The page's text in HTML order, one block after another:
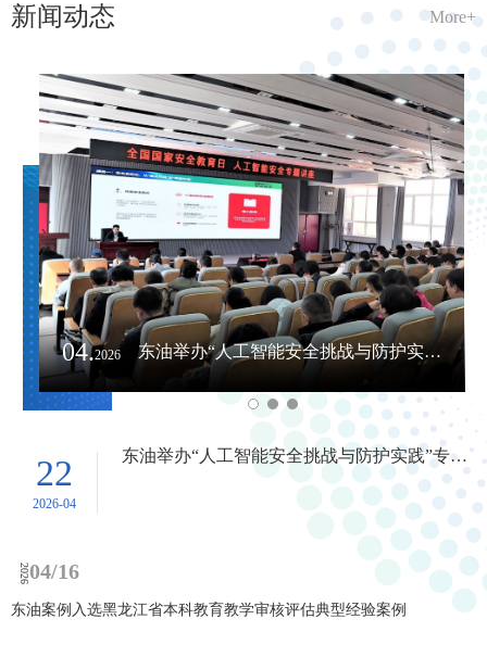
新闻动态 More+
04.2026 东油举办“人工智能安全挑战与防护实践”专题讲座
22
2026-04
东油举办“人工智能安全挑战与防护实践”专题讲座
202604/16
东油案例入选黑龙江省本科教育教学审核评估典型经验案例
03. 2026 关于联通公司光纤割接的通知
2026-03
校园网用户：接中国联通大庆分公司通知，拟于2026
年4月2日00:00—06:00（周四）进行光纤割接施工。
割接期间将造成校园网络中断，业务系统受影响暂停
服务，割接完成后网络将恢复正常。请校园网用户提
前做好科研、教学及学习安排，带来不便，敬请谅
关于安全使用 OpenClaw应用及防范风险的通知